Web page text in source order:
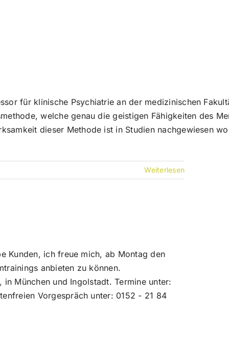
für klinische Psychiatrie an der medizinischen
welche genau die geistigen Fähigkeiten des
dieser Methode ist in Studien nachgewiesen
Weiterlesen
Kunden, ich freue mich, ab Montag den
anbieten zu können.
München und Ingolstadt. Termine unter:
Vorgespräch unter: 0152 - 21 84